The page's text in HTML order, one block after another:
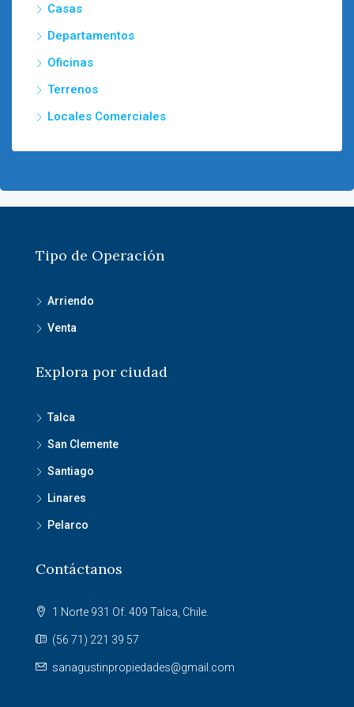
Casas
Departamentos
Oficinas
Terrenos
Locales Comerciales
Tipo de Operación
Arriendo
Venta
Explora por ciudad
Talca
San Clemente
Santiago
Linares
Pelarco
Contáctanos
1 Norte 931 Of. 409 Talca, Chile.
(56 71) 221 39 57
sanagustinpropiedades@gmail.com